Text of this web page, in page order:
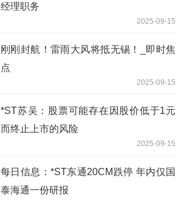
经理职务
2025-09-15
刚刚封航！雷雨大风将抵无锡！_即时焦
点
2025-09-15
*ST苏吴：股票可能存在因股价低于1元
而终止上市的风险
2025-09-15
每日信息：*ST东通20CM跌停 年内仅国
泰海通一份研报